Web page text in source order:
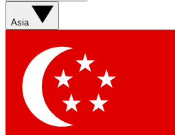
Asia